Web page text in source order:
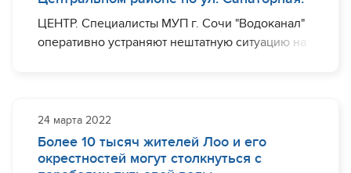
Завершить необходимый комплекс работ
планируется до 14:00.
ЦЕНТР. Специалисты МУП г. Сочи "Водоканал"
оперативно устраняют нештатную ситуацию на
наблюдаться (частично) по ул. Санаторная.
Завершить необходимый комплекс работ
планируется до 17:00.
Более 10 тысяч жителей Лоо и его
окрестностей могут столкнуться с
24 марта 2022